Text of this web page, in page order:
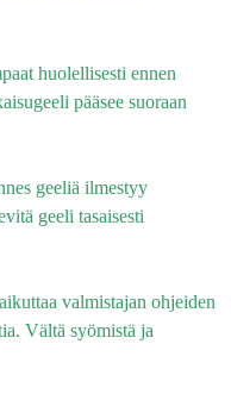
huolellisesti ennen
pääsee suoraan
geeliä ilmestyy
geeli tasaisesti
valmistajan ohjeiden
Vältä syömistä ja